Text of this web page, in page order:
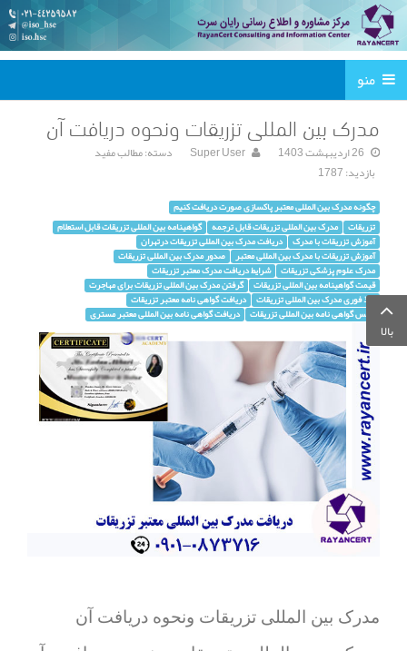
منو
مدرک بین المللی تزریقات ونحوه دریافت آن
26 ارديبهشت 1403 Super User دسته:مطالب مفید
بازدید: 1787
چگونه مدرک بین المللی معتبر پاکسازی صورت دریافت کنیم
دریافت گواهی نامه بین المللی معتبر مستری عکس گواهی نامه بین المللی تزریقات
دریافت گواهی نامه معتبر تزریقات اخذ فوری مدرک بین المللی تزریقات
گرفتن مدرک بین المللی تزریقات برای مهاجرت قیمت گواهینامه بین المللی تزریقات
شرایط دریافت مدرک معتبر تزریقات مدرک علوم پزشکی تزریقات
صدور مدرک بین المللی تزریقات آموزش تزریقات با مدرک بین المللی معتبر
دریافت مدرک بین المللی تزریقات درتهران آموزش تزریقات با مدرک
گواهینامه بین المللی تزریقات قابل استعلام مدرک بین المللی تزریقات قابل ترجمه تزریقات
مدرک بین المللی تزریقات ونحوه دریافت آن
بالا